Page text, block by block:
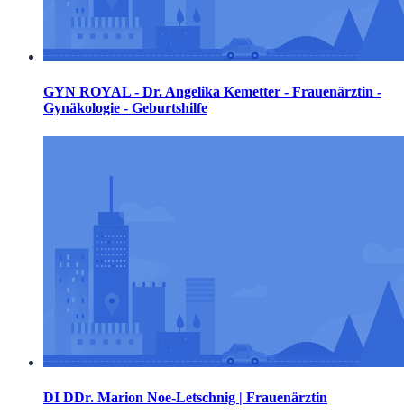
GYN ROYAL - Dr. Angelika Kemetter - Frauenärztin -
Gynäkologie - Geburtshilfe
DI DDr. Marion Noe-Letschnig | Frauenärztin